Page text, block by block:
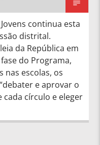
continua esta
distrital.
da República em
do Programa,
nas escolas, os
e aprovar o
cada círculo e eleger